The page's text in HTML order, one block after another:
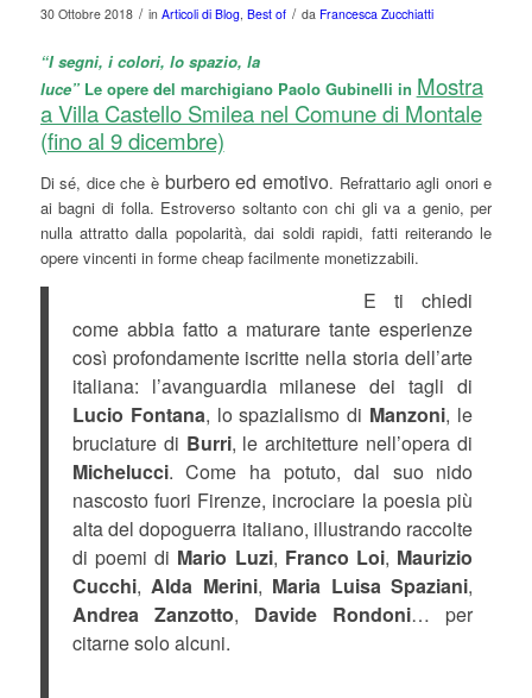
30 Ottobre 2018 / in Articoli di Blog, Best of / da Francesca Zucchiatti
“I segni, i colori, lo spazio, la
luce” Le opere del marchigiano Paolo Gubinelli in Mostra
a Villa Castello Smilea nel Comune di Montale
(fino al 9 dicembre)
Di sé, dice che è burbero ed emotivo. Refrattario agli onori e
ai bagni di folla. Estroverso soltanto con chi gli va a genio, per
nulla attratto dalla popolarità, dai soldi rapidi, fatti reiterando le
opere vincenti in forme cheap facilmente monetizzabili.
E ti chiedi
come abbia fatto a maturare tante esperienze
così profondamente iscritte nella storia dell’arte
italiana: l’avanguardia milanese dei tagli di
Lucio Fontana, lo spazialismo di Manzoni, le
bruciature di Burri, le architetture nell’opera di
Michelucci. Come ha potuto, dal suo nido
nascosto fuori Firenze, incrociare la poesia più
alta del dopoguerra italiano, illustrando raccolte
di poemi di Mario Luzi, Franco Loi, Maurizio
Cucchi,Alda Merini, Maria Luisa Spaziani,
Andrea Zanzotto, Davide Rondoni… per
citarne solo alcuni.